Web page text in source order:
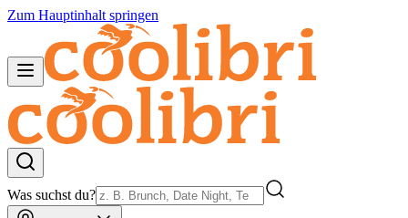
Zum Hauptinhalt springen
Was suchst du?